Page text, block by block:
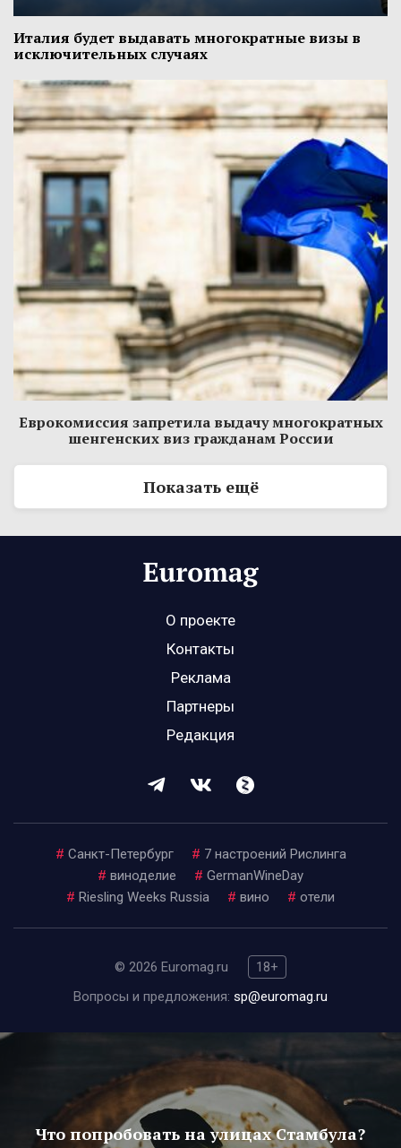
Италия будет выдавать многократные визы в
исключительных случаях
Еврокомиссия запретила выдачу многократных
шенгенских виз гражданам России
Показать ещё
О проекте
Контакты
Реклама
Партнеры
Редакция
# Санкт-Петербург # 7 настроений Рислинга
# виноделие # GermanWineDay
# Riesling Weeks Russia # вино # отели
© 2026 Euromag.ru
18+
Вопросы и предложения: sp@euromag.ru
Что попробовать на улицах Стамбула?